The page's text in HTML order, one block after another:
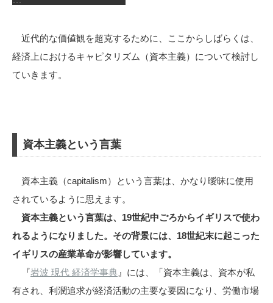
近代的な価値観を超克するために、ここからしばらくは、
経済上におけるキャピタリズム（資本主義）について検討し
ていきます。
資本主義という言葉
資本主義（capitalism）という言葉は、かなり曖昧に使用
されているように思えます。
資本主義という言葉は、19世紀中ごろからイギリスで使わ
れるようになりました。その背景には、18世紀末に起こった
イギリスの産業革命が影響しています。
『岩波 現代 経済学事典 』には、「資本主義は、資本が私
有され、利潤追求が経済活動の主要な要因になり、労働市場